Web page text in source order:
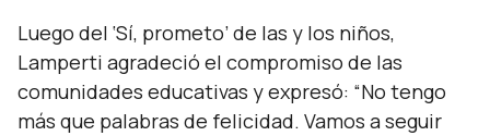
Luego del ‘Sí, prometo’ de las y los niños,
Lamperti agradeció el compromiso de las
comunidades educativas y expresó: “No tengo
más que palabras de felicidad. Vamos a seguir